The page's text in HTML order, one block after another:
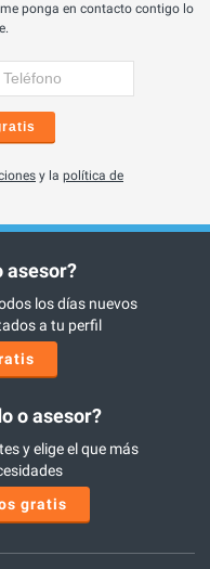
ponga en contacto contigo lo
y la política de
asesor?
los días nuevos
a tu perfil
o asesor?
y elige el que más
gratis